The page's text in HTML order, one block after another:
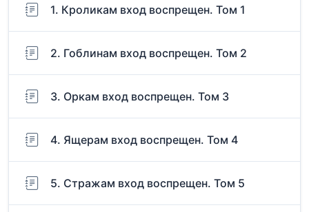
1. Кроликам вход воспрещен. Том 1
2. Гоблинам вход воспрещен. Том 2
3. Оркам вход воспрещен. Том 3
4. Ящерам вход воспрещен. Том 4
5. Стражам вход воспрещен. Том 5